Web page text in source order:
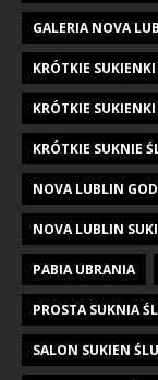
GALERIA NOVA
KRÓTKIE
KRÓTKIE
KRÓTKIE SUKNIE
NOVA LUBLIN
NOVA LUBLIN
PABIA UBRANIA
PROSTA SUKNIA
SALON SUKIEN